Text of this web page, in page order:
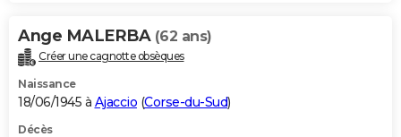
Ange MALERBA (62 ans)
Créer une cagnotte obsèques
Naissance
18/06/1945 à Ajaccio (Corse-du-Sud)
Décès